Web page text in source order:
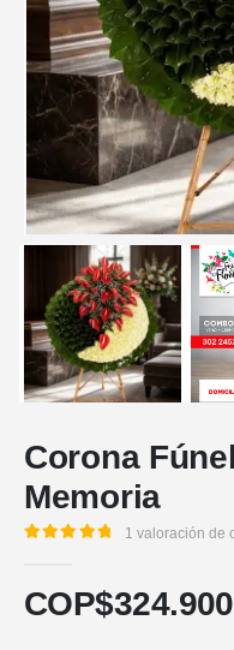
Corona
Memoria
1 valoración de
COP$324.900